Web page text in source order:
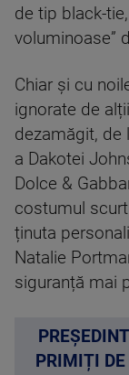
de tip black-
voluminoase”
Chiar și cu
ignorate de
dezamăgit, de
a Dakotei
Dolce &
costumul
ținuta
Natalie
siguranță mai
PRIMIȚI